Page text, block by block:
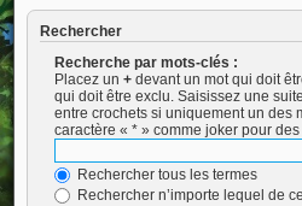
Rechercher
Recherche par mots-clés :
Placez un +devant un mot qui doit
qui doit être exclu. Saisissez une
entre crochets si uniquement un des
caractère « * » comme joker pour
Rechercher tous les termes
Rechercher n’importe lequel de